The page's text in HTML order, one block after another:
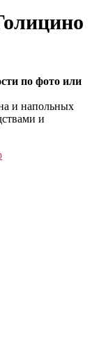
по фото или
и напольных
и